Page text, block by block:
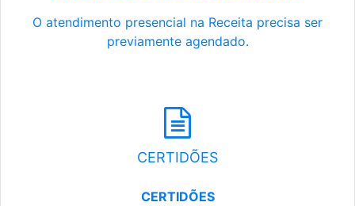
O atendimento presencial na Receita precisa ser
previamente agendado.
CERTIDÕES
CERTIDÕES